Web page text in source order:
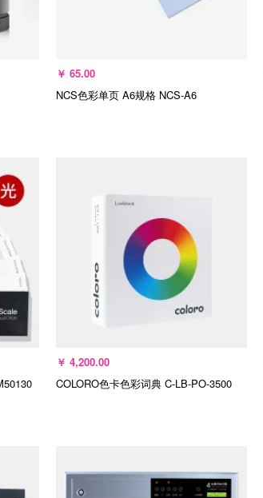
￥ 65.00
NCS色彩单页 A6规格 NCS-A6
选择规格
￥ 4,200.00
COLORO色卡色彩词典 C-LB-PO-3500